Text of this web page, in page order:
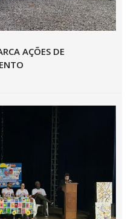
AÇÕES DE